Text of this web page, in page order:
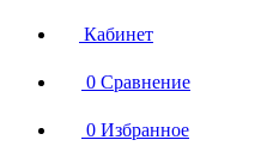
Кабинет
0 Сравнение
0 Избранное